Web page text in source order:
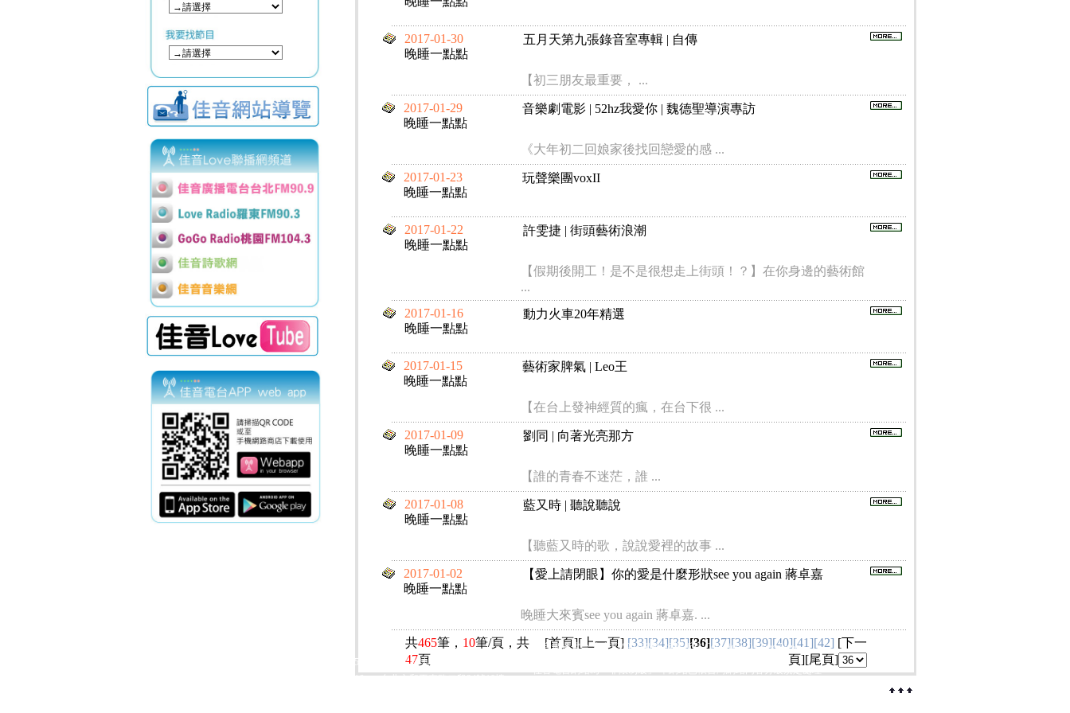
2017-01-30
晚睡一點點
五月天第九張錄音室專輯 | 自傳
【初三朋友最重要， ...
2017-01-29
晚睡一點點
音樂劇電影 | 52hz我愛你 | 魏德聖導演專訪
《大年初二回娘家後找回戀愛的感 ...
2017-01-23
晚睡一點點
玩聲樂團voxII
2017-01-22
晚睡一點點
許雯捷 | 街頭藝術浪潮
【假期後開工！是不是很想走上街頭！？】在你身邊的藝術館
...
2017-01-16
晚睡一點點
動力火車20年精選
2017-01-15
晚睡一點點
藝術家脾氣 | Leo王
【在台上發神經質的瘋，在台下很 ...
2017-01-09
晚睡一點點
劉同 | 向著光亮那方
【誰的青春不迷茫，誰 ...
2017-01-08
晚睡一點點
藍又時 | 聽說聽說
【聽藍又時的歌，說說愛裡的故事 ...
2017-01-02
晚睡一點點
【愛上請閉眼】你的愛是什麼形狀see you again 蔣卓嘉
晚睡大來賓see you again 蔣卓嘉. ...
共465筆， 10筆/頁，共
47頁
[首頁][上一頁] [33][34][35][36][37][38][39][40][41][42] [下一
頁][尾頁]
電話：(02)2369-9050 佳音電台地址：
佳音廣播電台 台北FM90.9製作 版權所有 Copyright(c) Good News
佳音電台網站為「非限制級」 本網站已依台灣網站內容分級規定處理
傳真：(02)2362-7816
台北市和平東路二段24號10樓